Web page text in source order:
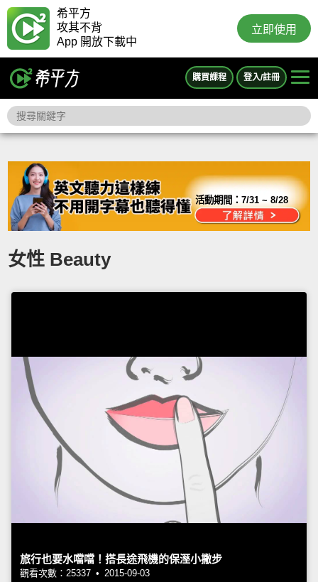
希平方
攻其不背
App 開放下載中
立即使用
購買課程 登入/註冊
活動期間：7/31 ~ 8/28
女性 Beauty
旅行也要水噹噹！搭長途飛機的保溼小撇步
觀看次數：25337 • 2015-09-03